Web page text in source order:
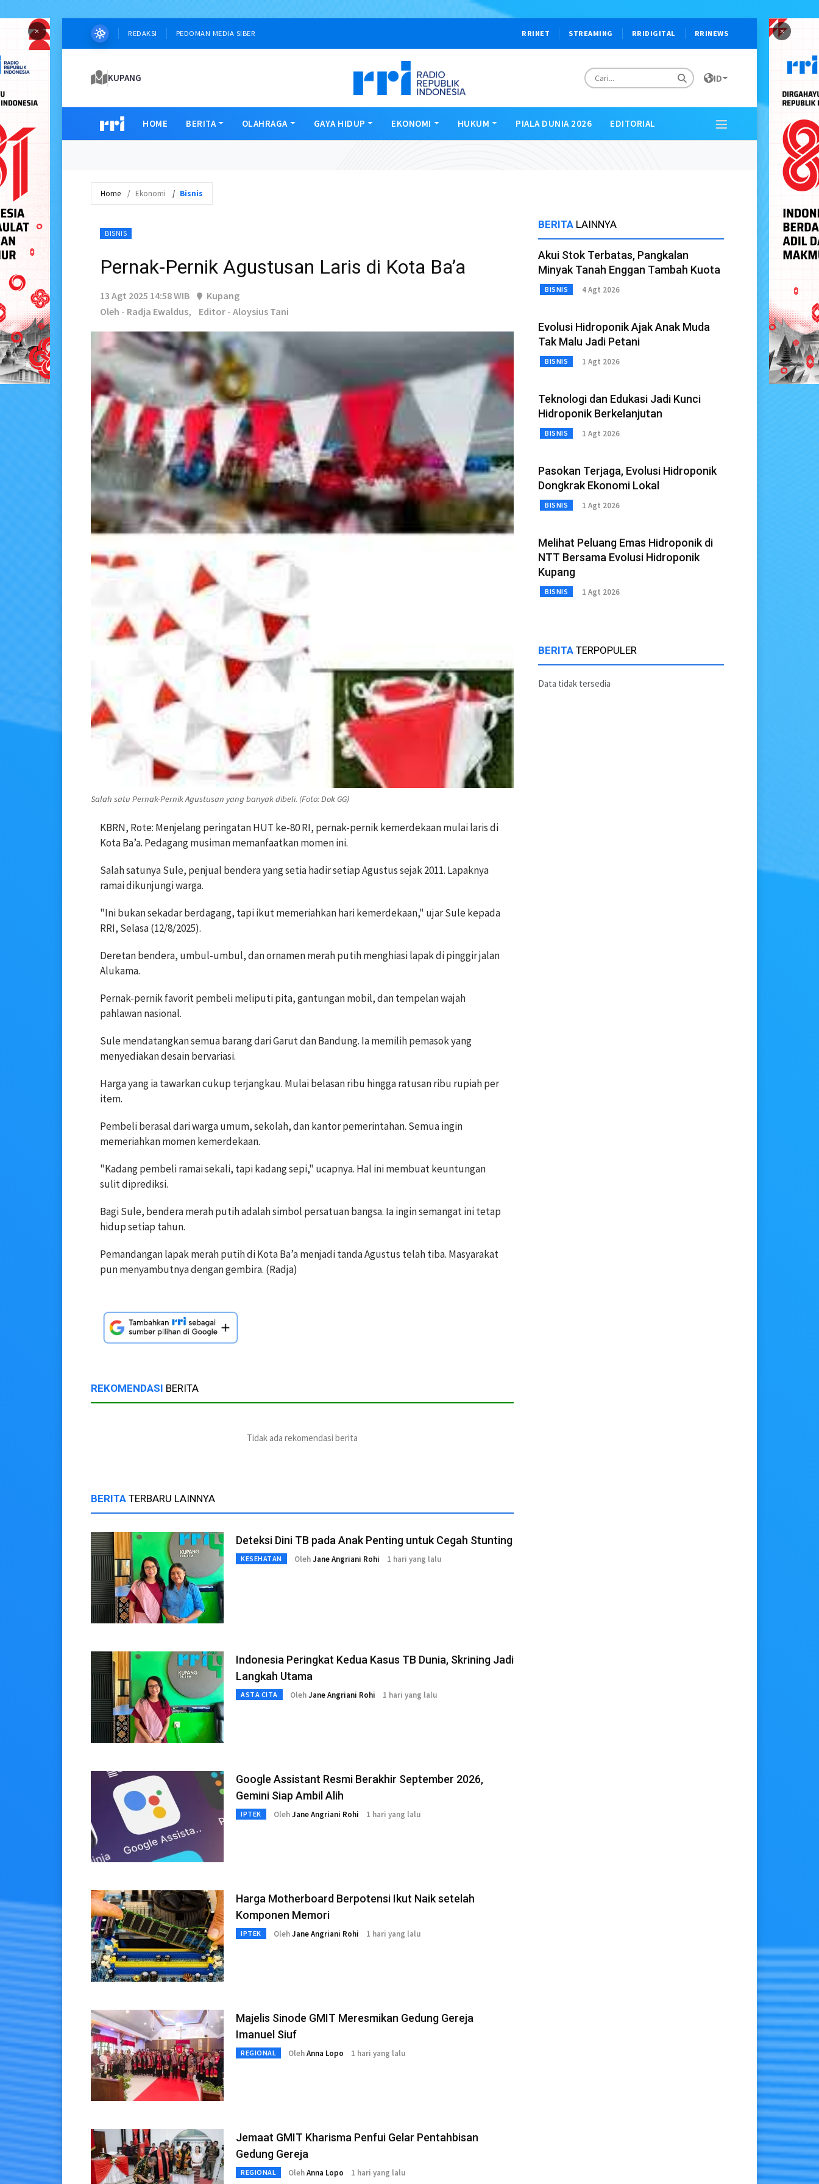
× ×
REDAKSI PEDOMAN MEDIA SIBER RRINET STREAMING RRIDIGITAL RRINEWS
KUPANG ID
HOME BERITA OLAHRAGA GAYA HIDUP EKONOMI HUKUM PIALA DUNIA 2026 EDITORIAL
Home Ekonomi Bisnis
BISNIS
Pernak-Pernik Agustusan Laris di Kota Ba’a
13 Agt 2025 14:58 WIB
Kupang
Oleh - Radja Ewaldus,
Editor - Aloysius Tani
Salah satu Pernak-Pernik Agustusan yang banyak dibeli. (Foto: Dok GG)
KBRN, Rote: Menjelang peringatan HUT ke-80 RI, pernak-pernik kemerdekaan mulai laris di
Kota Ba’a. Pedagang musiman memanfaatkan momen ini.
Salah satunya Sule, penjual bendera yang setia hadir setiap Agustus sejak 2011. Lapaknya
ramai dikunjungi warga.
"Ini bukan sekadar berdagang, tapi ikut memeriahkan hari kemerdekaan," ujar Sule kepada
RRI, Selasa (12/8/2025).
Deretan bendera, umbul-umbul, dan ornamen merah putih menghiasi lapak di pinggir jalan
Alukama.
Pernak-pernik favorit pembeli meliputi pita, gantungan mobil, dan tempelan wajah
pahlawan nasional.
Sule mendatangkan semua barang dari Garut dan Bandung. Ia memilih pemasok yang
menyediakan desain bervariasi.
Harga yang ia tawarkan cukup terjangkau. Mulai belasan ribu hingga ratusan ribu rupiah per
item.
Pembeli berasal dari warga umum, sekolah, dan kantor pemerintahan. Semua ingin
memeriahkan momen kemerdekaan.
"Kadang pembeli ramai sekali, tapi kadang sepi," ucapnya. Hal ini membuat keuntungan
sulit diprediksi.
Bagi Sule, bendera merah putih adalah simbol persatuan bangsa. Ia ingin semangat ini tetap
hidup setiap tahun.
Pemandangan lapak merah putih di Kota Ba’a menjadi tanda Agustus telah tiba. Masyarakat
pun menyambutnya dengan gembira. (Radja)
REKOMENDASI BERITA
Tidak ada rekomendasi berita
BERITA TERBARU LAINNYA
Deteksi Dini TB pada Anak Penting untuk Cegah Stunting
KESEHATAN OlehJane Angriani Rohi 1 hari yang lalu
Indonesia Peringkat Kedua Kasus TB Dunia, Skrining Jadi
Langkah Utama
ASTA CITA OlehJane Angriani Rohi 1 hari yang lalu
Google Assistant Resmi Berakhir September 2026,
Gemini Siap Ambil Alih
IPTEK OlehJane Angriani Rohi 1 hari yang lalu
Harga Motherboard Berpotensi Ikut Naik setelah
Komponen Memori
IPTEK OlehJane Angriani Rohi 1 hari yang lalu
Majelis Sinode GMIT Meresmikan Gedung Gereja
Imanuel Siuf
REGIONAL OlehAnna Lopo 1 hari yang lalu
Jemaat GMIT Kharisma Penfui Gelar Pentahbisan
Gedung Gereja
REGIONAL OlehAnna Lopo 1 hari yang lalu
BERITA LAINNYA
Akui Stok Terbatas, Pangkalan
Minyak Tanah Enggan Tambah Kuota
BISNIS 4 Agt 2026
Evolusi Hidroponik Ajak Anak Muda
Tak Malu Jadi Petani
BISNIS 1 Agt 2026
Teknologi dan Edukasi Jadi Kunci
Hidroponik Berkelanjutan
BISNIS 1 Agt 2026
Pasokan Terjaga, Evolusi Hidroponik
Dongkrak Ekonomi Lokal
BISNIS 1 Agt 2026
Melihat Peluang Emas Hidroponik di
NTT Bersama Evolusi Hidroponik
Kupang
BISNIS 1 Agt 2026
BERITA TERPOPULER
Data tidak tersedia